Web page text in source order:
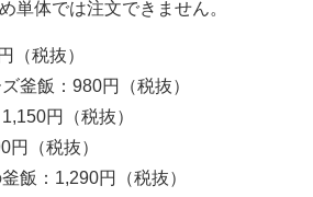
単体では注文できません。
（税抜）
釜飯：980円（税抜）
円（税抜）
円（税抜）
飯：1,290円（税抜）